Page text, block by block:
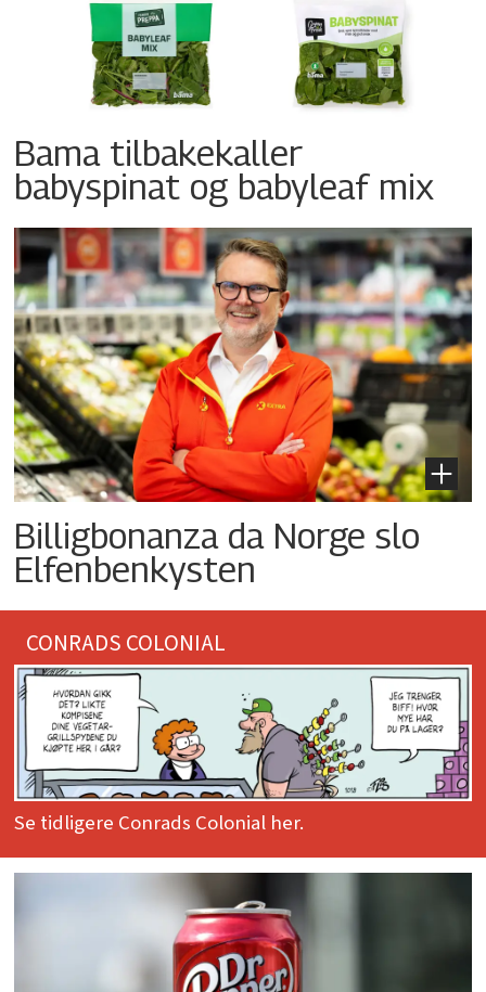
Bama tilbakekaller
babyspinat og babyleaf mix
Billigbonanza da Norge slo
Elfenbenkysten
CONRADS COLONIAL
Se tidligere Conrads Colonial her.